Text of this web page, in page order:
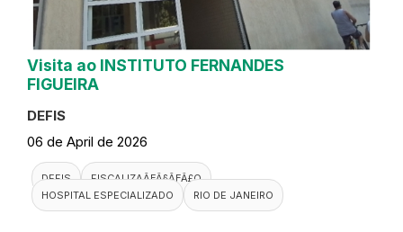
Visita ao INSTITUTO FERNANDES
FIGUEIRA
DEFIS
06 de April de 2026
DEFIS
FISCALIZAÃƑÂ§ÃƑÂ£O
HOSPITAL ESPECIALIZADO
RIO DE JANEIRO